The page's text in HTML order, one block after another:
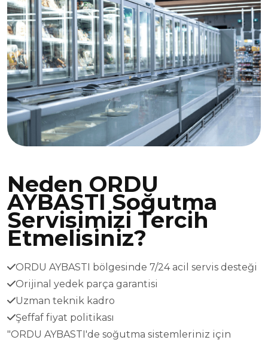
Neden ORDU
AYBASTI Soğutma
Servisimizi Tercih
Etmelisiniz?
ORDU AYBASTI bölgesinde 7/24 acil servis desteği
Orijinal yedek parça garantisi
Uzman teknik kadro
Şeffaf fiyat politikası
"ORDU AYBASTI'de soğutma sistemleriniz için